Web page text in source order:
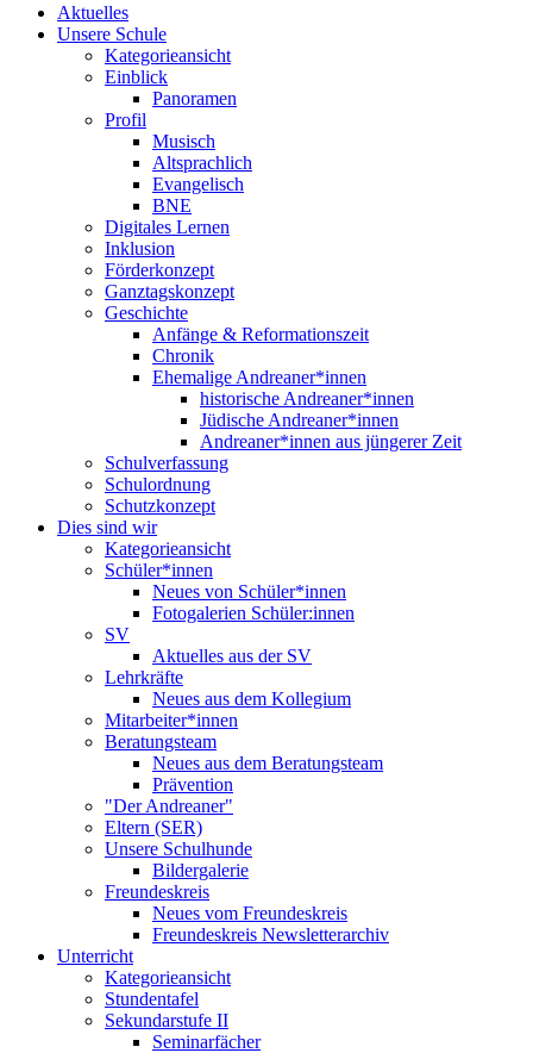
Aktuelles
Unsere Schule
Kategorieansicht
Einblick
Panoramen
Profil
Musisch
Altsprachlich
Evangelisch
BNE
Digitales Lernen
Inklusion
Förderkonzept
Ganztagskonzept
Geschichte
Anfänge & Reformationszeit
Chronik
Ehemalige Andreaner*innen
historische Andreaner*innen
Jüdische Andreaner*innen
Andreaner*innen aus jüngerer Zeit
Schulverfassung
Schulordnung
Schutzkonzept
Dies sind wir
Kategorieansicht
Schüler*innen
Neues von Schüler*innen
Fotogalerien Schüler:innen
SV
Aktuelles aus der SV
Lehrkräfte
Neues aus dem Kollegium
Mitarbeiter*innen
Beratungsteam
Neues aus dem Beratungsteam
Prävention
"Der Andreaner"
Eltern (SER)
Unsere Schulhunde
Bildergalerie
Freundeskreis
Neues vom Freundeskreis
Freundeskreis Newsletterarchiv
Unterricht
Kategorieansicht
Stundentafel
Sekundarstufe II
Seminarfächer